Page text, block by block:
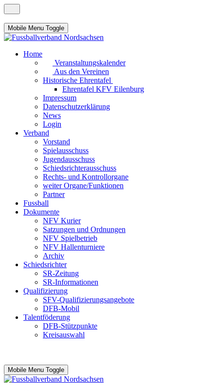
Mobile Menu Toggle
Home
Veranstaltungskalender
Aus den Vereinen
Historische Ehrentafel
Ehrentafel KFV Eilenburg
Impressum
Datenschutzerklärung
News
Login
Verband
Vorstand
Spielausschuss
Jugendausschuss
Schiedsrichterausschuss
Rechts- und Kontrollorgane
weiter Organe/Funktionen
Partner
Fussball
Dokumente
NFV Kurier
Satzungen und Ordnungen
NFV Spielbetrieb
NFV Hallenturniere
Archiv
Schiedsrichter
SR-Zeitung
SR-Informationen
Qualifizierung
SFV-Qualifizierungsangebote
DFB-Mobil
Talentföderung
DFB-Stützpunkte
Kreisauswahl
Mobile Menu Toggle